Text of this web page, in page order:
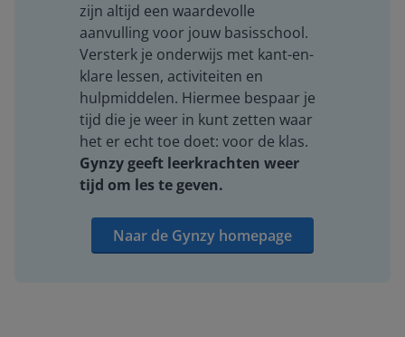
zijn altijd een waardevolle
aanvulling voor jouw basisschool.
Versterk je onderwijs met kant-en-
klare lessen, activiteiten en
hulpmiddelen. Hiermee bespaar je
tijd die je weer in kunt zetten waar
het er echt toe doet: voor de klas.
Gynzy geeft leerkrachten weer
tijd om les te geven.
Naar de Gynzy homepage